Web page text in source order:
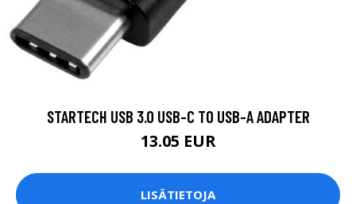
STARTECH USB 3.0 USB-C TO USB-A ADAPTER
13.05 EUR
LISÄTIETOJA